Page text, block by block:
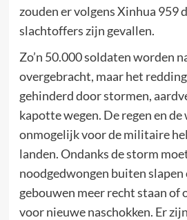
zouden er volgens Xinhua 959
slachtoffers zijn gevallen.
Zo’n 50.000 soldaten worden
overgebracht, maar het
gehinderd door stormen,
kapotte wegen. De regen en
onmogelijk voor de militaire
landen. Ondanks de storm
noodgedwongen buiten slapen
gebouwen meer recht staan of
voor nieuwe naschokken. Er